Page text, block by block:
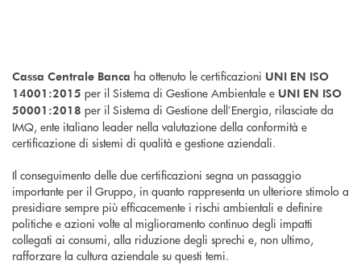
Cassa Centrale Banca ha ottenuto le certificazioni UNI EN ISO
14001:2015 per il Sistema di Gestione Ambientale e UNI EN ISO
50001:2018 per il Sistema di Gestione dell’Energia, rilasciate da
IMQ, ente italiano leader nella valutazione della conformità e
certificazione di sistemi di qualità e gestione aziendali.
Il conseguimento delle due certificazioni segna un passaggio
importante per il Gruppo, in quanto rappresenta un ulteriore stimolo a
presidiare sempre più efficacemente i rischi ambientali e definire
politiche e azioni volte al miglioramento continuo degli impatti
collegati ai consumi, alla riduzione degli sprechi e, non ultimo,
rafforzare la cultura aziendale su questi temi.